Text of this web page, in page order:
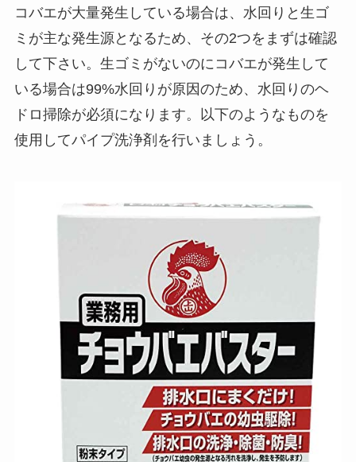
コバエが大量発生している場合は、水回りと生ゴ
ミが主な発生源となるため、その2つをまずは確認
して下さい。生ゴミがないのにコバエが発生して
いる場合は99%水回りが原因のため、水回りのヘ
ドロ掃除が必須になります。以下のようなものを
使用してパイプ洗浄剤を行いましょう。